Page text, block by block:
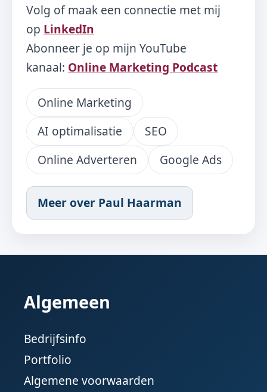
Volg of maak een connectie met mij
op LinkedIn
Abonneer je op mijn YouTube
kanaal: Online Marketing Podcast
Online Marketing
AI optimalisatie
SEO
Online Adverteren
Google Ads
Meer over Paul Haarman
Algemeen
Bedrijfsinfo
Portfolio
Algemene voorwaarden